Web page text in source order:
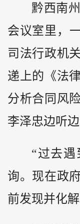
黔西南
会议室里，
司法行政机
递上的《法
分析合同风
李泽忠边听边
“过去
询。现在政
前发现并化解